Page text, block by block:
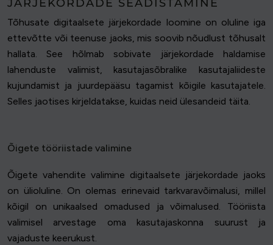
JÄRJEKORDADE SEADISTAMINE
Tõhusate digitaalsete järjekordade loomine on oluline iga
ettevõtte või teenuse jaoks, mis soovib nõudlust tõhusalt
hallata. See hõlmab sobivate järjekordade haldamise
lahenduste valimist, kasutajasõbralike kasutajaliideste
kujundamist ja juurdepääsu tagamist kõigile kasutajatele.
Selles jaotises kirjeldatakse, kuidas neid ülesandeid täita.
Õigete tööriistade valimine
Õigete vahendite valimine digitaalsete järjekordade jaoks
on ülioluline. On olemas erinevaid tarkvaravõimalusi, millel
kõigil on unikaalsed omadused ja võimalused. Tööriista
valimisel arvestage oma kasutajaskonna suurust ja
vajaduste keerukust.